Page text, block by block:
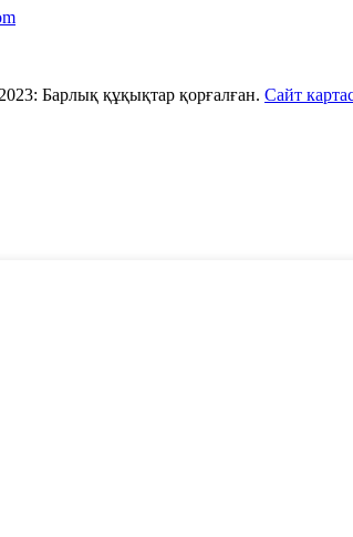
Барлық құқықтар қорғалған. Сайт